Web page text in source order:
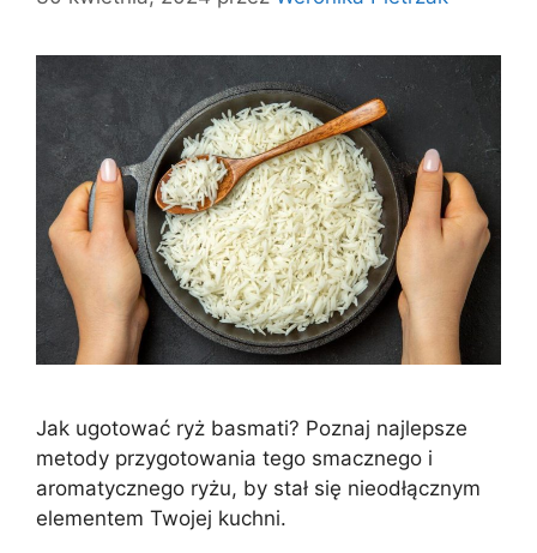
Jak ugotować ryż basmati? Poznaj najlepsze
metody przygotowania tego smacznego i
aromatycznego ryżu, by stał się nieodłącznym
elementem Twojej kuchni.